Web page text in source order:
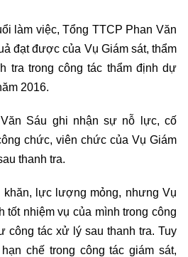
làm việc, Tổng TTCP Phan Văn
đạt được của Vụ Giám sát, thẩm
tra trong công tác thẩm định dự
2016.
Sáu ghi nhận sự nỗ lực, cố
chức, viên chức của Vụ Giám
thanh tra.
khăn, lực lượng mỏng, nhưng Vụ
tốt nhiệm vụ của mình trong công
công tác xử lý sau thanh tra. Tuy
chế trong công tác giám sát,